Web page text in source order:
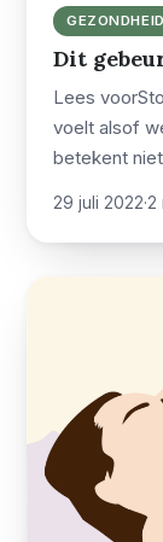
GEZONDHEID
Dit
Lees
voelt alsof
betekent
29 juli 2022·2